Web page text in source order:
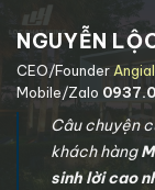
NGUYỄN
CEO/Founder
Mobile/Zalo
Câu chuyện
khách hàng
sinh lời cao